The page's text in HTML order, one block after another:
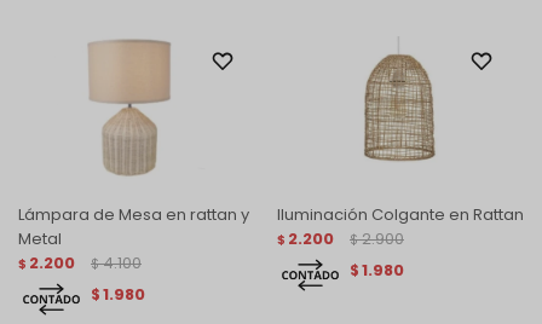
Lámpara de Mesa en rattan y
Metal
$ 2.200 $ 4.100
$1.980
Iluminación Colgante en Rattan
$ 2.200 $ 2.900
$1.980